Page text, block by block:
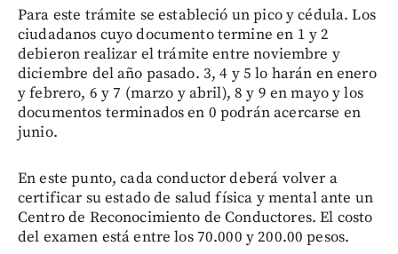
Para este trámite se estableció un pico y cédula. Los
ciudadanos cuyo documento termine en 1 y 2
debieron realizar el trámite entre noviembre y
diciembre del año pasado. 3, 4 y 5 lo harán en enero
y febrero, 6 y 7 (marzo y abril), 8 y 9 en mayo y los
documentos terminados en 0 podrán acercarse en
junio.
En este punto, cada conductor deberá volver a
certificar su estado de salud física y mental ante un
Centro de Reconocimiento de Conductores. El costo
del examen está entre los 70.000 y 200.00 pesos.